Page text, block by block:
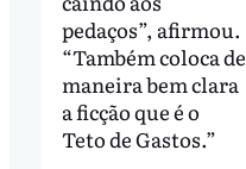
pedaços”, afirmou.
“Também coloca de
maneira bem clara
a ficção que é o
Teto de Gastos.”